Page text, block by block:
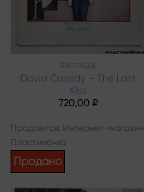
БАЛЛАДЫ
David Cassidy – The Last
Kiss
720,00 ₽
Продается: Интернет-магазин
Пластиночка
Продано